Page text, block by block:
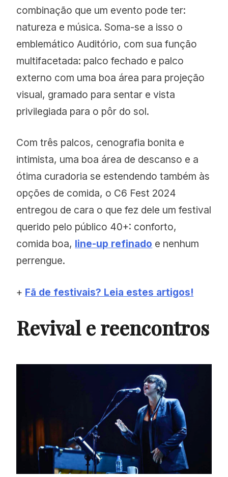
combinação que um evento pode ter:
natureza e música. Soma-se a isso o
emblemático Auditório, com sua função
multifacetada: palco fechado e palco
externo com uma boa área para projeção
visual, gramado para sentar e vista
privilegiada para o pôr do sol.
Com três palcos, cenografia bonita e
intimista, uma boa área de descanso e a
ótima curadoria se estendendo também às
opções de comida, o C6 Fest 2024
entregou de cara o que fez dele um festival
querido pelo público 40+: conforto,
comida boa, line-up refinado e nenhum
perrengue.
+ Fã de festivais? Leia estes artigos!
Revival e reencontros